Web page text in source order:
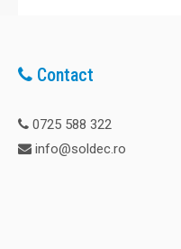
Contact
0725 588 322
info@soldec.ro